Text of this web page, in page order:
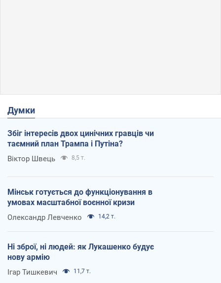
Думки
Збіг інтересів двох цинічних гравців чи
таємний план Трампа і Путіна?
Віктор Швець 8,5 т.
Мінськ готується до функціонування в
умовах масштабної воєнної кризи
Олександр Левченко 14,2 т.
Ні зброї, ні людей: як Лукашенко будує
нову армію
Ігар Тишкевич 11,7 т.